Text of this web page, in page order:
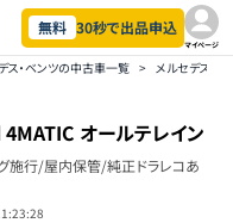
無料 30秒で出品申込
マイページ
ス・ベンツの中古車一覧 > メルセデス・
オールテレイン
施行/屋内保管/純正ドラレコあ